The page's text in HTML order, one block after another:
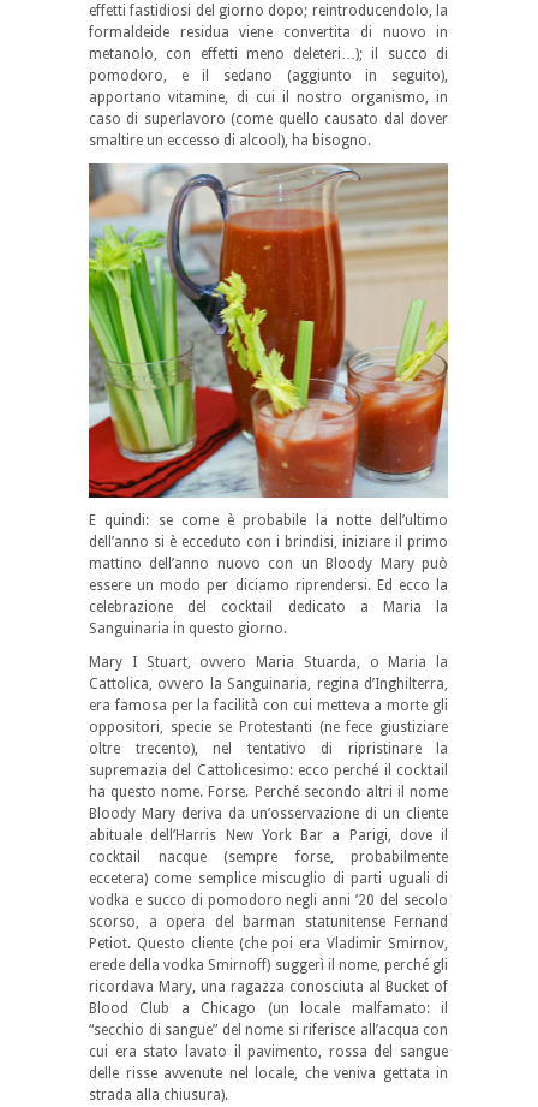
effetti fastidiosi del giorno dopo; reintroducendolo, la
formaldeide residua viene convertita di nuovo in
metanolo, con effetti meno deleteri…); il succo di
pomodoro, e il sedano (aggiunto in seguito),
apportano vitamine, di cui il nostro organismo, in
caso di superlavoro (come quello causato dal dover
smaltire un eccesso di alcool), ha bisogno.
E quindi: se come è probabile la notte dell’ultimo
dell’anno si è ecceduto con i brindisi, iniziare il primo
mattino dell’anno nuovo con un Bloody Mary può
essere un modo per diciamo riprendersi. Ed ecco la
celebrazione del cocktail dedicato a Maria la
Sanguinaria in questo giorno.
Mary I Stuart, ovvero Maria Stuarda, o Maria la
Cattolica, ovvero la Sanguinaria, regina d’Inghilterra,
era famosa per la facilità con cui metteva a morte gli
oppositori, specie se Protestanti (ne fece giustiziare
oltre trecento), nel tentativo di ripristinare la
supremazia del Cattolicesimo: ecco perché il cocktail
ha questo nome. Forse. Perché secondo altri il nome
Bloody Mary deriva da un’osservazione di un cliente
abituale dell’Harris New York Bar a Parigi, dove il
cocktail nacque (sempre forse, probabilmente
eccetera) come semplice miscuglio di parti uguali di
vodka e succo di pomodoro negli anni ’20 del secolo
scorso, a opera del barman statunitense Fernand
Petiot. Questo cliente (che poi era Vladimir Smirnov,
erede della vodka Smirnoff) suggerì il nome, perché gli
ricordava Mary, una ragazza conosciuta al Bucket of
Blood Club a Chicago (un locale malfamato: il
“secchio di sangue” del nome si riferisce all’acqua con
cui era stato lavato il pavimento, rossa del sangue
delle risse avvenute nel locale, che veniva gettata in
strada alla chiusura).